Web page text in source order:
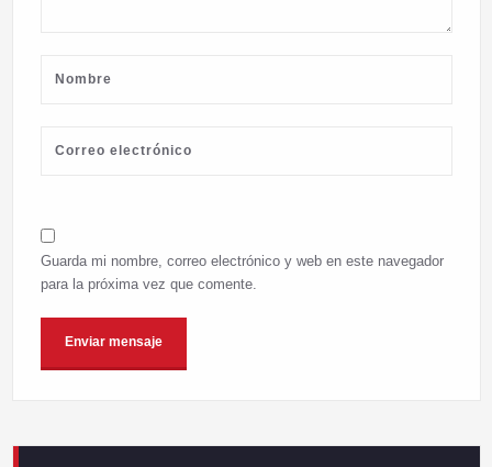
Guarda mi nombre, correo electrónico y web en este navegador
para la próxima vez que comente.